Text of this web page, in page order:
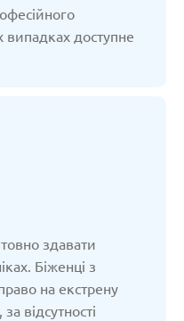
випадках доступне
здавати
Біженці з
на екстрену
відсутності